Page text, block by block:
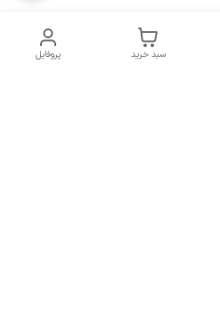
پروفایل سبد خرید